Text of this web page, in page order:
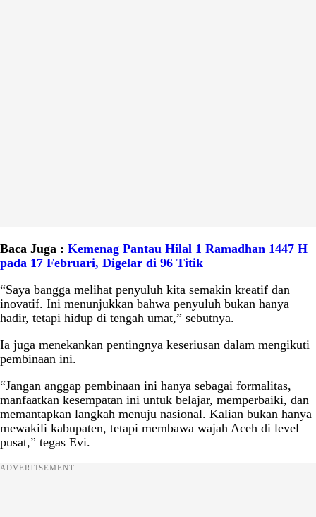
Baca Juga : Kemenag Pantau Hilal 1 Ramadhan 1447 H
pada 17 Februari, Digelar di 96 Titik
“Saya bangga melihat penyuluh kita semakin kreatif dan
inovatif. Ini menunjukkan bahwa penyuluh bukan hanya
hadir, tetapi hidup di tengah umat,” sebutnya.
Ia juga menekankan pentingnya keseriusan dalam mengikuti
pembinaan ini.
“Jangan anggap pembinaan ini hanya sebagai formalitas,
manfaatkan kesempatan ini untuk belajar, memperbaiki, dan
memantapkan langkah menuju nasional. Kalian bukan hanya
mewakili kabupaten, tetapi membawa wajah Aceh di level
pusat,” tegas Evi.
ADVERTISEMENT